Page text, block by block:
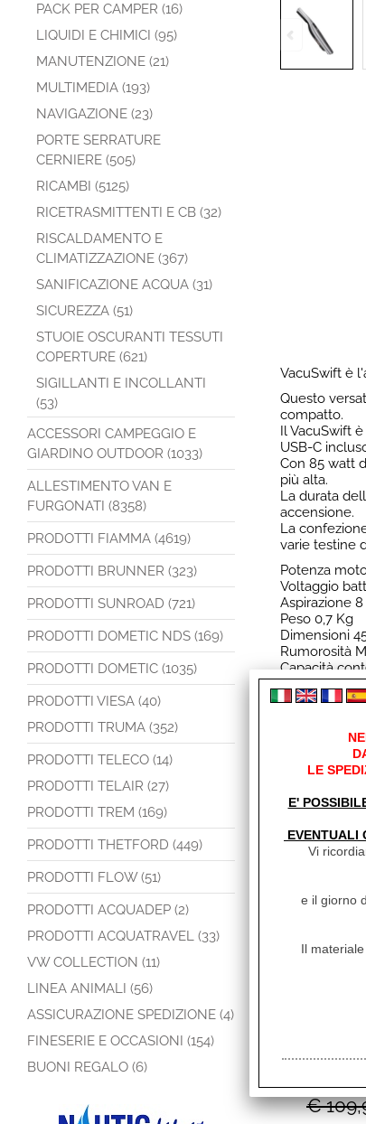
PACK PER CAMPER (16)
LIQUIDI E CHIMICI (95)
MANUTENZIONE (21)
MULTIMEDIA (193)
NAVIGAZIONE (23)
PORTE SERRATURE
CERNIERE (505)
RICAMBI (5125)
RICETRASMITTENTI E CB (32)
RISCALDAMENTO E
CLIMATIZZAZIONE (367)
SANIFICAZIONE ACQUA (31)
SICUREZZA (51)
STUOIE OSCURANTI TESSUTI
COPERTURE (621)
SIGILLANTI E INCOLLANTI
(53)
ACCESSORI CAMPEGGIO E
GIARDINO OUTDOOR (1033)
ALLESTIMENTO VAN E
FURGONATI (8358)
PRODOTTI FIAMMA (4619)
PRODOTTI BRUNNER (323)
PRODOTTI SUNROAD (721)
PRODOTTI DOMETIC NDS (169)
PRODOTTI DOMETIC (1035)
PRODOTTI VIESA (40)
PRODOTTI TRUMA (352)
PRODOTTI TELECO (14)
PRODOTTI TELAIR (27)
PRODOTTI TREM (169)
PRODOTTI THETFORD (449)
PRODOTTI FLOW (51)
PRODOTTI ACQUADEP (2)
PRODOTTI ACQUATRAVEL (33)
VW COLLECTION (11)
LINEA ANIMALI (56)
ASSICURAZIONE SPEDIZIONE (4)
FINESERIE E OCCASIONI (154)
BUONI REGALO (6)
VacuSwift è
Questo
compatto.
Il VacuSwift
USB-C
Con 85 watt
più alta.
La durata
accensione.
La
varie testine
Potenza
Voltaggio
Aspirazione 8
Peso 0,7 Kg
Dimensioni
Rumorosità
Capacità
Links
I clienti
POPOTE
VOLO 4
€
LE
E'
EVENTUALI
Vi
e il giorno
Il